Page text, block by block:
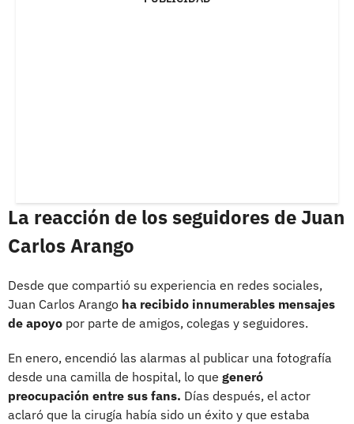
La reacción de los seguidores de Juan
Carlos Arango
Desde que compartió su experiencia en redes sociales,
Juan Carlos Arango ha recibido innumerables mensajes
de apoyo por parte de amigos, colegas y seguidores.
En enero, encendió las alarmas al publicar una fotografía
desde una camilla de hospital, lo que generó
preocupación entre sus fans. Días después, el actor
aclaró que la cirugía había sido un éxito y que estaba